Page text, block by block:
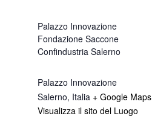
Palazzo Innovazione
Salerno, Italia + Google Maps
Visualizza il sito del Luogo
Palazzo Innovazione
Fondazione Saccone
Confindustria Salerno